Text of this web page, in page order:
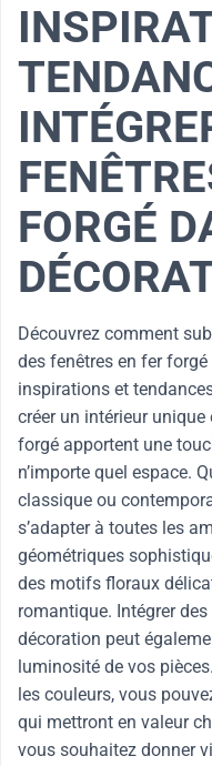
FORGÉ
Découvrez comment
des fenêtres en fer
inspirations et
créer un intérieur
forgé apportent une
n’importe quel espace.
classique ou
s’adapter à toutes les
géométriques
des motifs floraux
romantique. Intégrer
décoration peut
luminosité de vos
les couleurs, vous
qui mettront en valeur
vous souhaitez donner